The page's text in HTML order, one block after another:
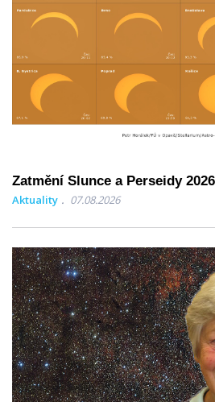
Zatmění Slunce a Perseidy
Aktuality 07.08.2026